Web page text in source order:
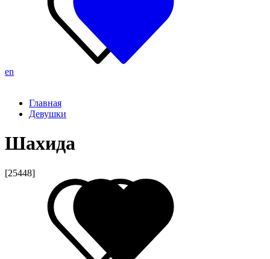
en
Главная
Девушки
Шахида
[25448]